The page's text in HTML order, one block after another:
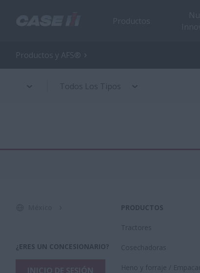
Productos y AFS®
Todos Los Tipos
¿ERES UN CONCESIONARIO?
PRODUCTOS
Tractores
Cosechadoras
Heno y forraje /